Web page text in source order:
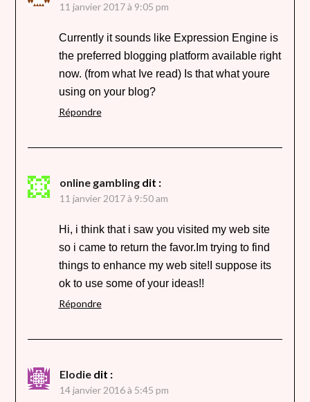
11 janvier 2017 à 9:05 pm
Currently it sounds like Expression Engine is
the preferred blogging platform available right
now. (from what Ive read) Is that what youre
using on your blog?
Répondre
online gambling dit :
11 janvier 2017 à 9:50 am
Hi, i think that i saw you visited my web site
so i came to return the favor.Im trying to find
things to enhance my web site!I suppose its
ok to use some of your ideas!!
Répondre
Elodie dit :
14 janvier 2016 à 5:45 pm